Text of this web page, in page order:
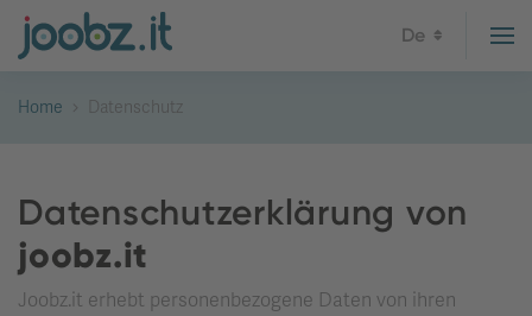
De
Home Datenschutz
Datenschutzerklärung von
joobz.it
Joobz.it erhebt personenbezogene Daten von ihren